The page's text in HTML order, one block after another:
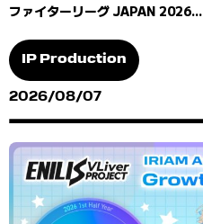
ファイターリーグ JAPAN 2026...
IP Production
2026/08/07